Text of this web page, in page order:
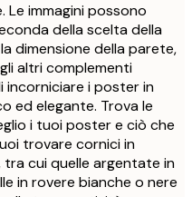
Le immagini possono
della scelta della
dimensione della parete,
altri complementi
incorniciare i poster in
ed elegante. Trova le
i tuoi poster e ciò che
trovare cornici in
tra cui quelle argentate in
in rovere bianche o nere